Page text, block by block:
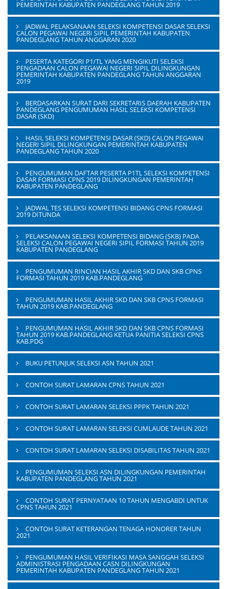
PEMERINTAH KABUPATEN PANDEGLANG TAHUN 2019
JADWAL PELAKSANAAN SELEKSI KOMPETENSI DASAR SELEKSI
CALON PEGAWAI NEGERI SIPIL PEMERINTAH KABUPATEN
PANDEGLANG TAHUN ANGGARAN 2020
PESERTA KATEGORI P1/TL YANG MENGIKUTI SELEKSI
PENGADAAN CALON PEGAWAI NEGERI SIPIL DILINGKUNGAN
PEMERINTAH KABUPATEN PANDEGLANG TAHUN ANGGARAN
2019
BERDASARKAN SURAT DARI SEKRETARIS DAERAH KABUPATEN
PANDEGLANG PENGUMUMAN HASIL SELEKSI KOMPETENSI
DASAR (SKD)
HASIL SELEKSI KOMPETENSI DASAR (SKD) CALON PEGAWAI
NEGERI SIPIL DILINGKUNGAN PEMERINTAH KABUPATEN
PANDEGLANG TAHUN 2020
PENGUMUMAN DAFTAR PESERTA P1TL SELEKSI KOMPETENSI
DASAR FORMASI CPNS 2019 DILINGKUNGAN PEMERINTAH
KABUPATEN PANDEGLANG
JADWAL TES SELEKSI KOMPETENSI BIDANG CPNS FORMASI
2019 DITUNDA
PELAKSANAAN SELEKSI KOMPETENSI BIDANG (SKB) PADA
SELEKSI CALON PEGAWAI NEGERI SIPIL FORMASI TAHUN 2019
KABUPATEN PANDEGLANG
PENGUMUMAN RINCIAN HASIL AKHIR SKD DAN SKB CPNS
FORMASI TAHUN 2019 KAB.PANDEGLANG
PENGUMUMAN HASIL AKHIR SKD DAN SKB CPNS FORMASI
TAHUN 2019 KAB.PANDEGLANG
PENGUMUMAN HASIL AKHIR SKD DAN SKB CPNS FORMASI
TAHUN 2019 KAB.PANDEGLANG KETUA PANITIA SELEKSI CPNS
KAB.PDG
BUKU PETUNJUK SELEKSI ASN TAHUN 2021
CONTOH SURAT LAMARAN CPNS TAHUN 2021
CONTOH SURAT LAMARAN SELEKSI PPPK TAHUN 2021
CONTOH SURAT LAMARAN SELEKSI CUMLAUDE TAHUN 2021
CONTOH SURAT LAMARAN SELEKSI DISABILITAS TAHUN 2021
PENGUMUMAN SELEKSI ASN DILINGKUNGAN PEMERINTAH
KABUPATEN PANDEGLANG TAHUN 2021
CONTOH SURAT PERNYATAAN 10 TAHUN MENGABDI UNTUK
CPNS TAHUN 2021
CONTOH SURAT KETERANGAN TENAGA HONORER TAHUN
2021
PENGUMUMAN HASIL VERIFIKASI MASA SANGGAH SELEKSI
ADMINISTRASI PENGADAAN CASN DILINGKUNGAN
PEMERINTAH KABUPATEN PANDEGLANG TAHUN 2021